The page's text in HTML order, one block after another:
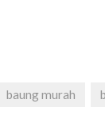
baung murah